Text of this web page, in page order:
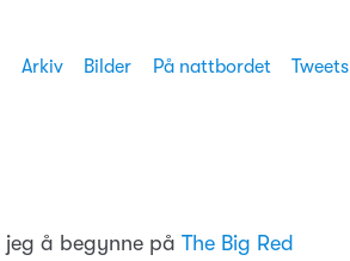
Arkiv Bilder På nattbordet Tweets
jeg å begynne på The Big Red